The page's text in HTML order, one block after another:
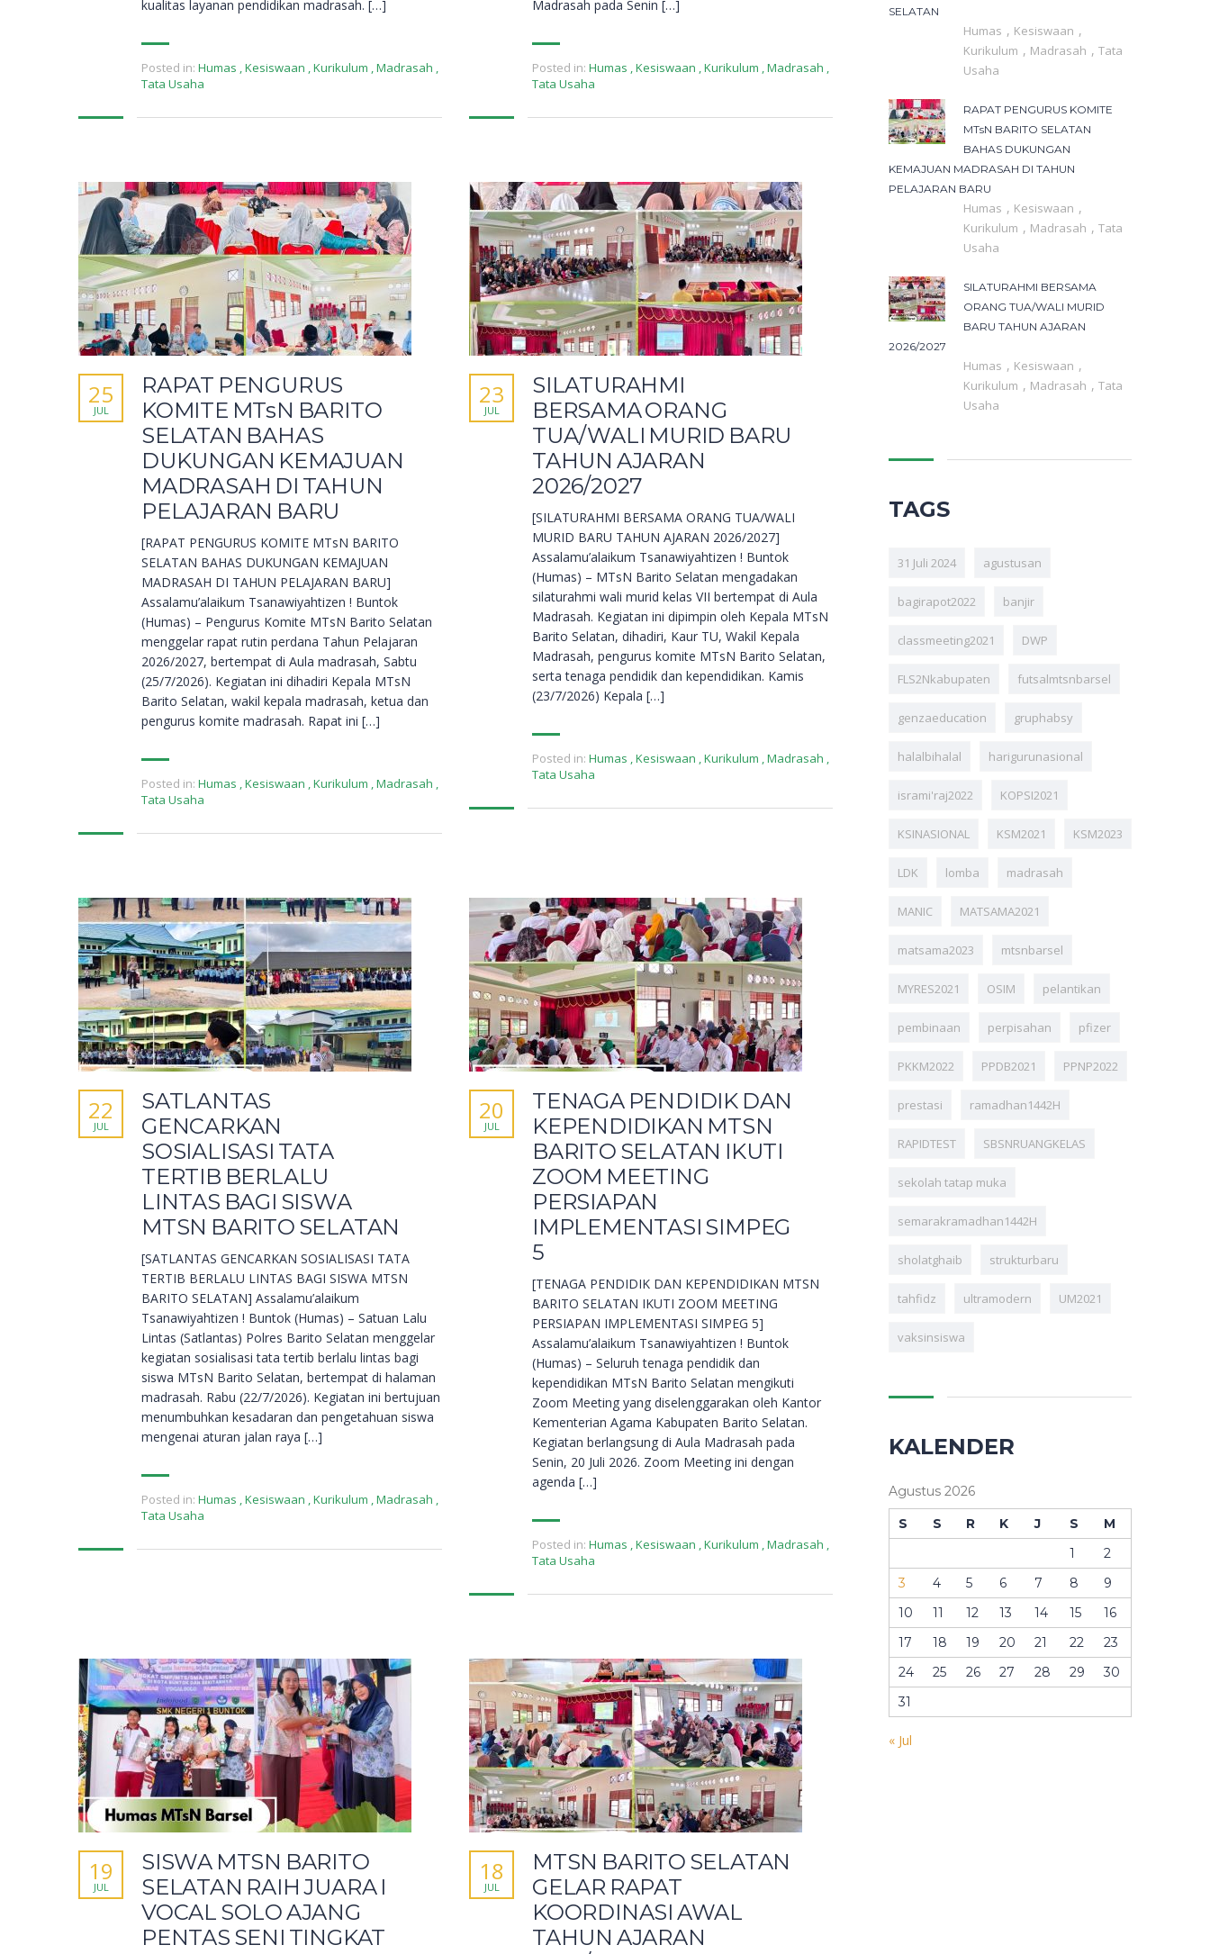
kualitas layanan pendidikan madrasah. […]
Posted in: Humas ,Kesiswaan ,Kurikulum ,Madrasah ,
Tata Usaha
Madrasah pada Senin […]
Posted in: Humas ,Kesiswaan ,Kurikulum ,Madrasah ,
Tata Usaha
RAPAT PENGURUS
KOMITE MTsN BARITO
SELATAN BAHAS
DUKUNGAN KEMAJUAN
MADRASAH DI TAHUN
PELAJARAN BARU
25
JUL
[RAPAT PENGURUS KOMITE MTsN BARITO
SELATAN BAHAS DUKUNGAN KEMAJUAN
MADRASAH DI TAHUN PELAJARAN BARU]
Assalamu’alaikum Tsanawiyahtizen ! Buntok
(Humas) – Pengurus Komite MTsN Barito Selatan
menggelar rapat rutin perdana Tahun Pelajaran
2026/2027, bertempat di Aula madrasah, Sabtu
(25/7/2026). Kegiatan ini dihadiri Kepala MTsN
Barito Selatan, wakil kepala madrasah, ketua dan
pengurus komite madrasah. Rapat ini […]
Posted in: Humas ,Kesiswaan ,Kurikulum ,Madrasah ,
Tata Usaha
SILATURAHMI
BERSAMA ORANG
TUA/WALI MURID BARU
TAHUN AJARAN
2026/2027
23
JUL
[SILATURAHMI BERSAMA ORANG TUA/WALI
MURID BARU TAHUN AJARAN 2026/2027]
Assalamu’alaikum Tsanawiyahtizen ! Buntok
(Humas) – MTsN Barito Selatan mengadakan
silaturahmi wali murid kelas VII bertempat di Aula
Madrasah. Kegiatan ini dipimpin oleh Kepala MTsN
Barito Selatan, dihadiri, Kaur TU, Wakil Kepala
Madrasah, pengurus komite MTsN Barito Selatan,
serta tenaga pendidik dan kependidikan. Kamis
(23/7/2026) Kepala […]
Posted in: Humas ,Kesiswaan ,Kurikulum ,Madrasah ,
Tata Usaha
SATLANTAS
GENCARKAN
SOSIALISASI TATA
TERTIB BERLALU
LINTAS BAGI SISWA
MTSN BARITO SELATAN
22
JUL
[SATLANTAS GENCARKAN SOSIALISASI TATA
TERTIB BERLALU LINTAS BAGI SISWA MTSN
BARITO SELATAN] Assalamu’alaikum
Tsanawiyahtizen ! Buntok (Humas) – Satuan Lalu
Lintas (Satlantas) Polres Barito Selatan menggelar
kegiatan sosialisasi tata tertib berlalu lintas bagi
siswa MTsN Barito Selatan, bertempat di halaman
madrasah. Rabu (22/7/2026). Kegiatan ini bertujuan
menumbuhkan kesadaran dan pengetahuan siswa
mengenai aturan jalan raya […]
Posted in: Humas ,Kesiswaan ,Kurikulum ,Madrasah ,
Tata Usaha
TENAGA PENDIDIK DAN
KEPENDIDIKAN MTSN
BARITO SELATAN IKUTI
ZOOM MEETING
PERSIAPAN
IMPLEMENTASI SIMPEG
5
20
JUL
[TENAGA PENDIDIK DAN KEPENDIDIKAN MTSN
BARITO SELATAN IKUTI ZOOM MEETING
PERSIAPAN IMPLEMENTASI SIMPEG 5]
Assalamu’alaikum Tsanawiyahtizen ! Buntok
(Humas) – Seluruh tenaga pendidik dan
kependidikan MTsN Barito Selatan mengikuti
Zoom Meeting yang diselenggarakan oleh Kantor
Kementerian Agama Kabupaten Barito Selatan.
Kegiatan berlangsung di Aula Madrasah pada
Senin, 20 Juli 2026. Zoom Meeting ini dengan
agenda […]
Posted in: Humas ,Kesiswaan ,Kurikulum ,Madrasah ,
Tata Usaha
SISWA MTSN BARITO
SELATAN RAIH JUARA I
VOCAL SOLO AJANG
PENTAS SENI TINGKAT
19
JUL
MTSN BARITO SELATAN
GELAR RAPAT
KOORDINASI AWAL
TAHUN AJARAN
18
JUL
SELATAN
Humas , Kesiswaan ,
Kurikulum , Madrasah , Tata
Usaha
RAPAT PENGURUS KOMITE
MTsN BARITO SELATAN
BAHAS DUKUNGAN
KEMAJUAN MADRASAH DI TAHUN
PELAJARAN BARU
Humas , Kesiswaan ,
Kurikulum , Madrasah , Tata
Usaha
SILATURAHMI BERSAMA
ORANG TUA/WALI MURID
BARU TAHUN AJARAN
2026/2027
Humas , Kesiswaan ,
Kurikulum , Madrasah , Tata
Usaha
TAGS
31 Juli 2024 agustusan
bagirapot2022 banjir
classmeeting2021 DWP
FLS2Nkabupaten futsalmtsnbarsel
genzaeducation gruphabsy
halalbihalal harigurunasional
isrami'raj2022 KOPSI2021
KSINASIONAL KSM2021 KSM2023
LDK lomba madrasah
MANIC MATSAMA2021
matsama2023 mtsnbarsel
MYRES2021 OSIM pelantikan
pembinaan perpisahan pfizer
PKKM2022 PPDB2021 PPNP2022
prestasi ramadhan1442H
RAPIDTEST SBSNRUANGKELAS
sekolah tatap muka
semarakramadhan1442H
sholatghaib strukturbaru
tahfidz ultramodern UM2021
vaksinsiswa
KALENDER
Agustus 2026
S
S R K J S
M
1
2
3
4 5 6 7 8
9
10
11 12 13 14 15
16
17
18 19 20 21 22
23
24
25 26 27 28 29
30
31
« Jul